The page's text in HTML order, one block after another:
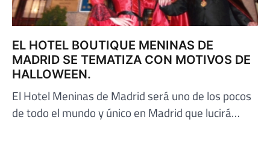
EL HOTEL BOUTIQUE MENINAS DE
MADRID SE TEMATIZA CON MOTIVOS DE
HALLOWEEN.
El Hotel Meninas de Madrid será uno de los pocos
de todo el mundo y único en Madrid que lucirá…